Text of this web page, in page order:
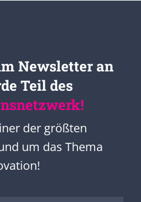
Newsletter an
Teil des
der größten
um das Thema